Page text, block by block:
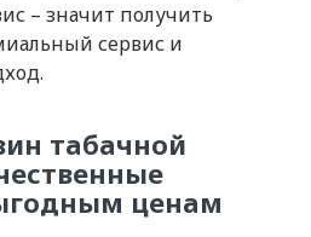
– значит получить
сервис и
табачной
ценам